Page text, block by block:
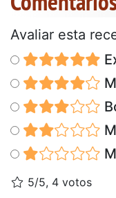
Avaliar esta
5/5, 4 votos